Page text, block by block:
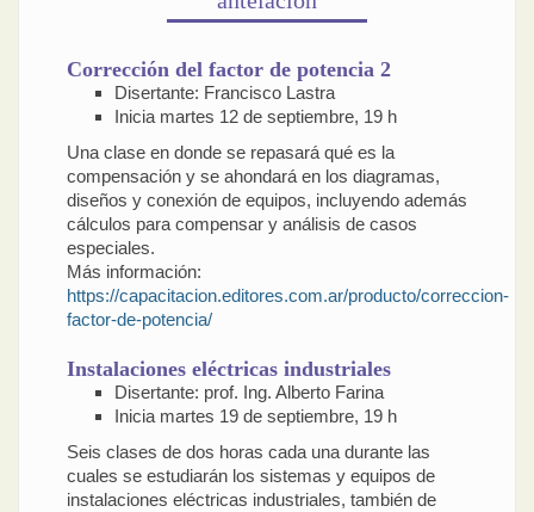
Corrección del factor de potencia 2
Disertante: Francisco Lastra
Inicia martes 12 de septiembre, 19 h
Una clase en donde se repasará qué es la
compensación y se ahondará en los diagramas,
diseños y conexión de equipos, incluyendo además
cálculos para compensar y análisis de casos
especiales.
Más información:
https://capacitacion.editores.com.ar/producto/correccion-
factor-de-potencia/
Instalaciones eléctricas industriales
Disertante: prof. Ing. Alberto Farina
Inicia martes 19 de septiembre, 19 h
Seis clases de dos horas cada una durante las
cuales se estudiarán los sistemas y equipos de
instalaciones eléctricas industriales, también de